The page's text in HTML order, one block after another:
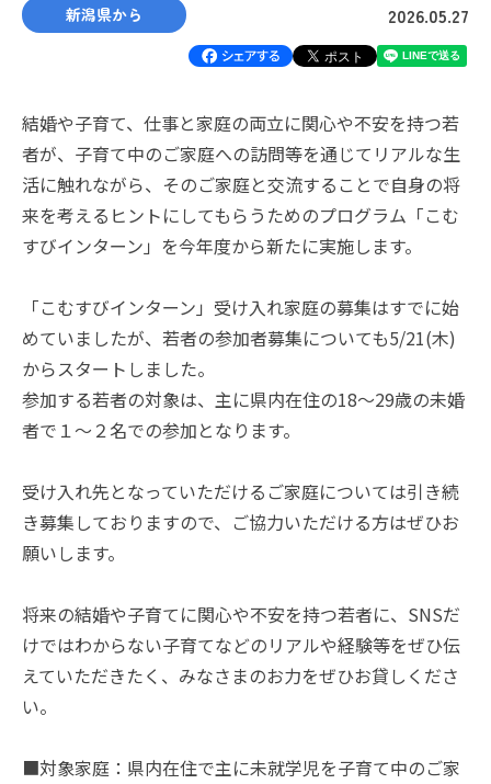
新潟県から 2026.05.27
結婚や子育て、仕事と家庭の両立に関心や不安を持つ若
者が、子育て中のご家庭への訪問等を通じてリアルな生
活に触れながら、そのご家庭と交流することで自身の将
来を考えるヒントにしてもらうためのプログラム「こむ
すびインターン」を今年度から新たに実施します。
「こむすびインターン」受け入れ家庭の募集はすでに始
めていましたが、若者の参加者募集についても5/21(木)
からスタートしました。
参加する若者の対象は、主に県内在住の18～29歳の未婚
者で１～２名での参加となります。
受け入れ先となっていただけるご家庭については引き続
き募集しておりますので、ご協力いただける方はぜひお
願いします。
将来の結婚や子育てに関心や不安を持つ若者に、SNSだ
けではわからない子育てなどのリアルや経験等をぜひ伝
えていただきたく、みなさまのお力をぜひお貸しくださ
い。
■対象家庭：県内在住で主に未就学児を子育て中のご家